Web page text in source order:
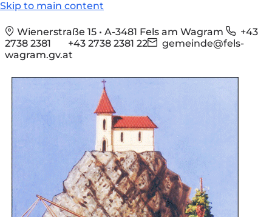
Skip to main content
Wienerstraße 15 • A-3481 Fels am Wagram
+43
2738 2381
+43 2738 2381 22
gemeinde@fels-
wagram.gv.at